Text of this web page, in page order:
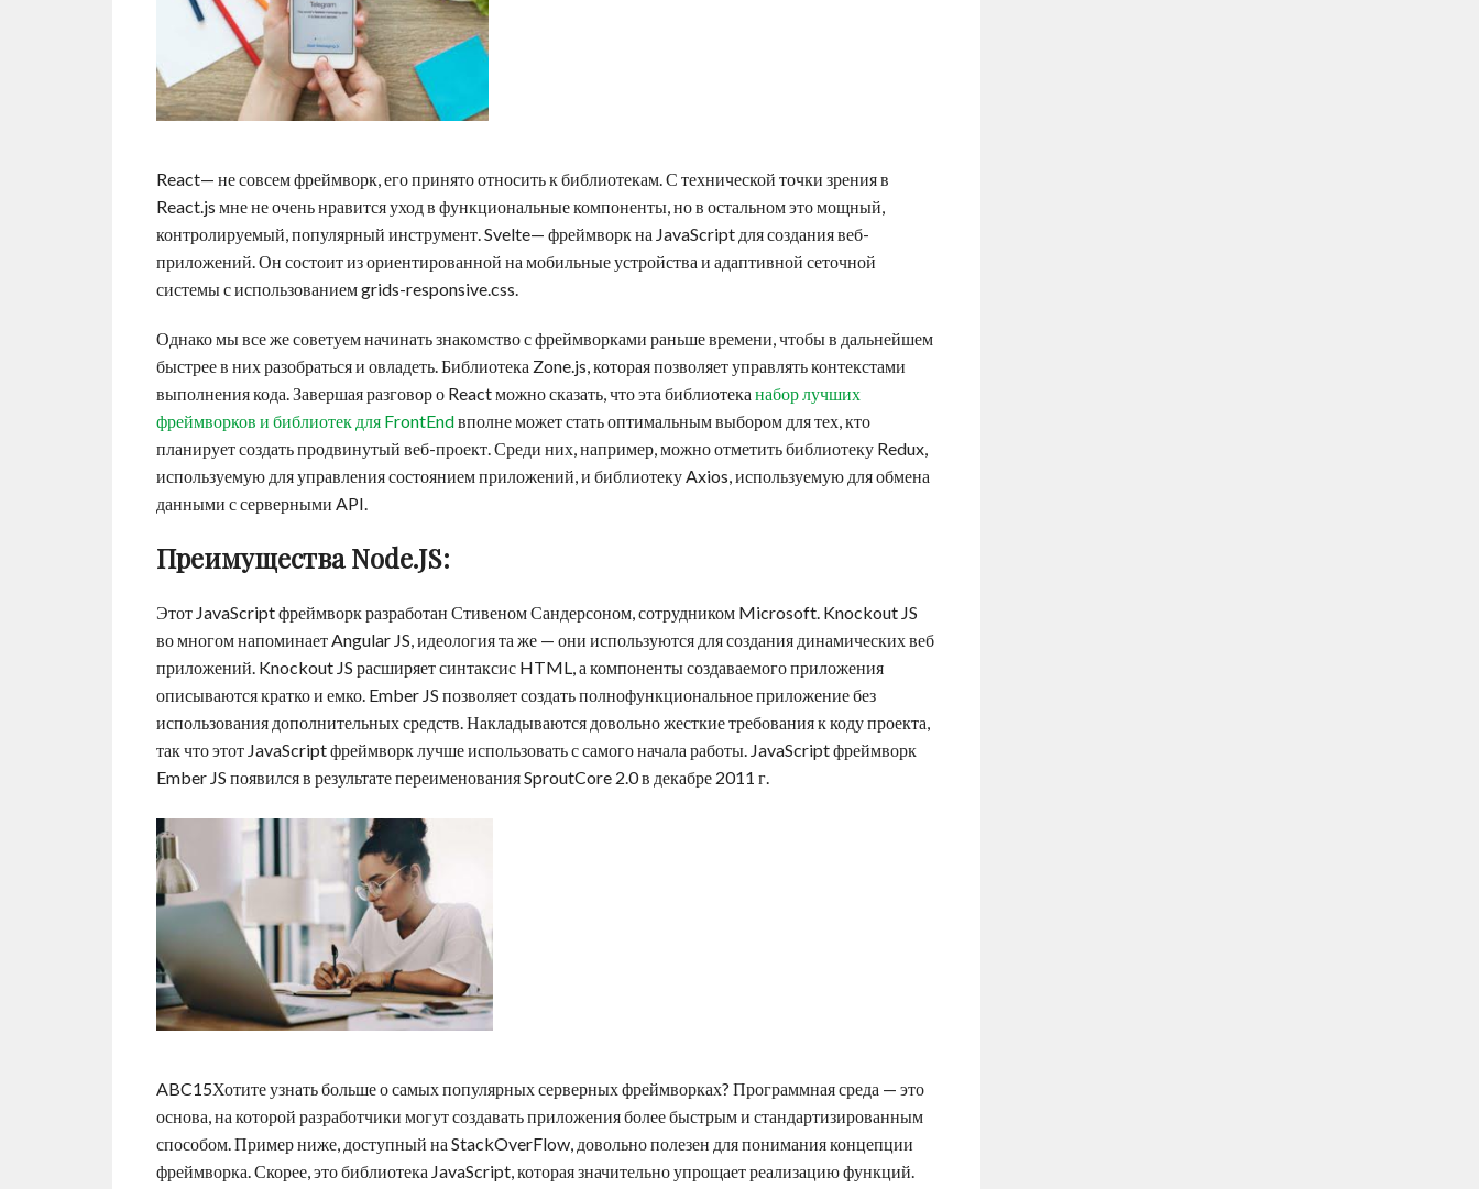
React— не совсем фреймворк, его принято относить к библиотекам. С технической точки зрения в
React.js мне не очень нравится уход в функциональные компоненты, но в остальном это мощный,
контролируемый, популярный инструмент. Svelte— фреймворк на JavaScript для создания веб-
приложений. Он состоит из ориентированной на мобильные устройства и адаптивной сеточной
системы с использованием grids-responsive.css.
Однако мы все же советуем начинать знакомство с фреймворками раньше времени, чтобы в дальнейшем
быстрее в них разобраться и овладеть. Библиотека Zone.js, которая позволяет управлять контекстами
выполнения кода. Завершая разговор о React можно сказать, что эта библиотека набор лучших
фреймворков и библиотек для FrontEndвполне может стать оптимальным выбором для тех, кто
планирует создать продвинутый веб-проект. Среди них, например, можно отметить библиотеку Redux,
используемую для управления состоянием приложений, и библиотеку Axios, используемую для обмена
данными с серверными API.
Преимущества Node.JS:
Этот JavaScript фреймворк разработан Стивеном Сандерсоном, сотрудником Microsoft. Knockout JS
во многом напоминает Angular JS, идеология та же — они используются для создания динамических веб
приложений. Knockout JS расширяет синтаксис HTML, а компоненты создаваемого приложения
описываются кратко и емко. Ember JS позволяет создать полнофункциональное приложение без
использования дополнительных средств. Накладываются довольно жесткие требования к коду проекта,
так что этот JavaScript фреймворк лучше использовать с самого начала работы. JavaScript фреймворк
Ember JS появился в результате переименования SproutCore 2.0 в декабре 2011 г.
ABC15Хотите узнать больше о самых популярных серверных фреймворках? Программная среда — это
основа, на которой разработчики могут создавать приложения более быстрым и стандартизированным
способом. Пример ниже, доступный на StackOverFlow, довольно полезен для понимания концепции
фреймворка. Скорее, это библиотека JavaScript, которая значительно упрощает реализацию функций.